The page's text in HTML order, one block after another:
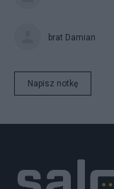
brat Damian
Napisz notkę